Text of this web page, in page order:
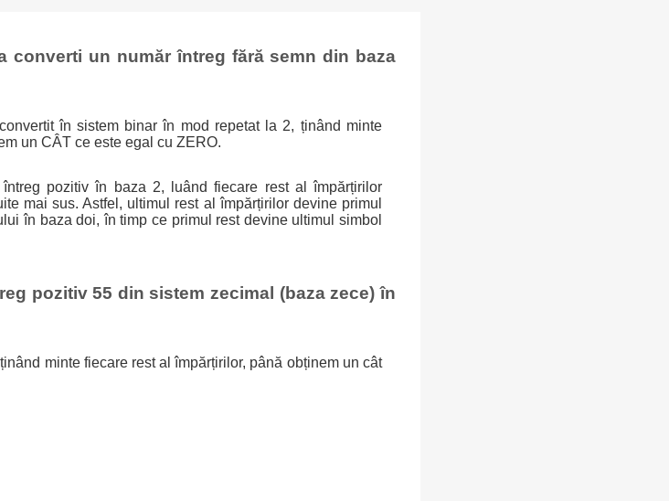
converti un număr întreg fără semn din baza
în sistem binar în mod repetat la 2, ținând minte
un CÂT ce este egal cu ZERO.
pozitiv în baza 2, luând fiecare rest al împărțirilor
mai sus. Astfel, ultimul rest al împărțirilor devine primul
în baza doi, în timp ce primul rest devine ultimul simbol
pozitiv 55 din sistem zecimal (baza zece) în
minte fiecare rest al împărțirilor, până obținem un cât